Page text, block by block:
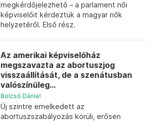
megkérdőjelezhető – a parlament női
képviselőit kérdeztük a magyar nők
helyzetéről. Első rész.
Az amerikai képviselőház
megszavazta az abortuszjog
visszaállítását, de a szenátusban
valószínűleg...
Bolcsó Dániel
Új szintre emelkedett az
abortuszszabályozás körüli, erősen